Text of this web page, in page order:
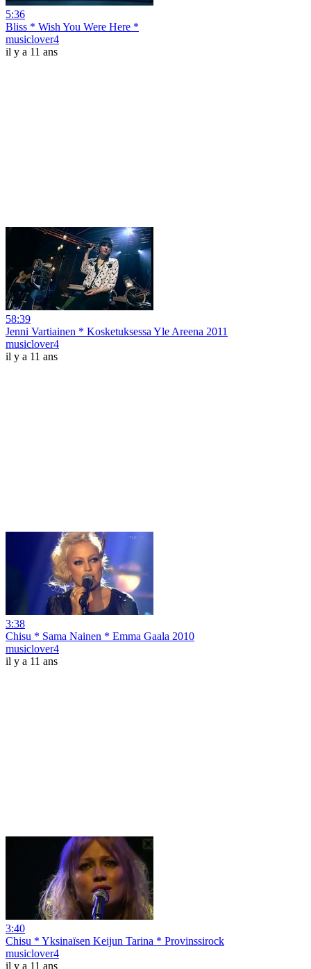
5:36
Bliss * Wish You Were Here *
musiclover4
il y a 11 ans
58:39
Jenni Vartiainen * Kosketuksessa Yle Areena 2011
musiclover4
il y a 11 ans
3:38
Chisu * Sama Nainen * Emma Gaala 2010
musiclover4
il y a 11 ans
3:40
Chisu * Yksinaïsen Keijun Tarina * Provinssirock
musiclover4
il y a 11 ans